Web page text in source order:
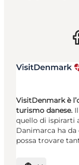
VisitDenmark è
turismo danese.
quello di ispirarti
Danimarca ha
possa trovare